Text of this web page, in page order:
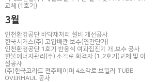
교체 (1호기)
3월
인천환경공단 바닥재처리 설비 개선공사
한국시거스(주) 고압배관 보수(연간단가)
인천환경공단 1호기 반응식 여과집진기 개,보수 공사
한불에너지관리 (주) 소각로 화격자 (1,2호기)교체 및 이
설공사
(주)한국코라드 전주페이퍼 4소각로 보일러 TUBE
OVERHAUL 공사